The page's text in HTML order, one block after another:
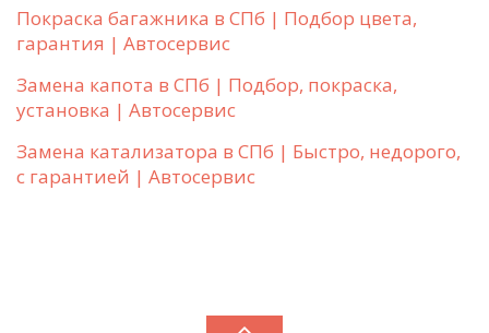
Покраска багажника в СПб | Подбор цвета,
гарантия | Автосервис
Замена капота в СПб | Подбор, покраска,
установка | Автосервис
Замена катализатора в СПб | Быстро, недорого,
с гарантией | Автосервис